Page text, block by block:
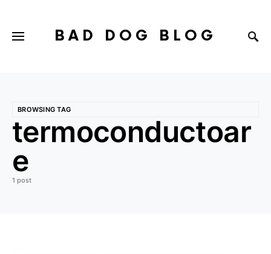
BAD DOG BLOG
BROWSING TAG
termoconductoar
e
1 post